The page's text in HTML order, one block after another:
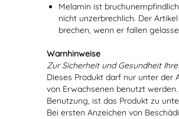
Melamin ist
nicht unzerbrechlich. Der
brechen, wenn er fallen
Warnhinweise
Zur Sicherheit und Gesundheit
Dieses Produkt darf nur unter der
von Erwachsenen benutzt
Benutzung, ist das Produkt zu
Bei ersten Anzeichen von